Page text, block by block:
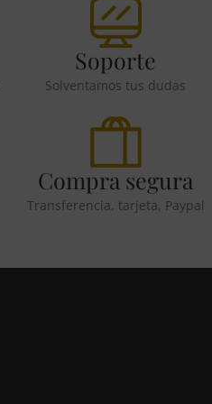
Soporte
Solventamos tus dudas
Compra segura
Transferencia, tarjeta, Paypal